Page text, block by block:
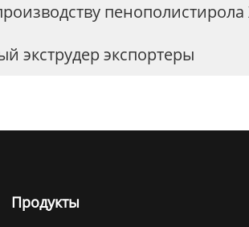
экструдер экспортеры
Продукты